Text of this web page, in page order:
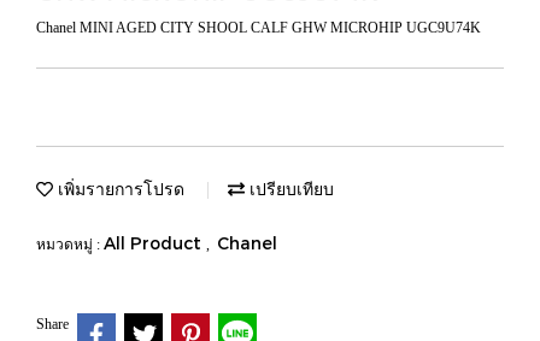
Chanel MINI AGED CITY SHOOL CALF GHW MICROHIP UGC9U74K
เพิ่มรายการโปรด เปรียบเทียบ
หมวดหมู่ : All Product , Chanel
Share